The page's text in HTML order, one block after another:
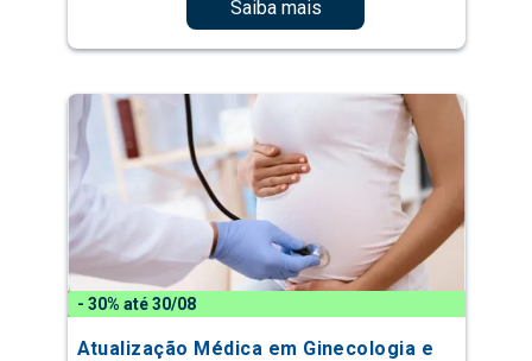
Saiba mais
- 30% até 30/08
Atualização Médica em Ginecologia e